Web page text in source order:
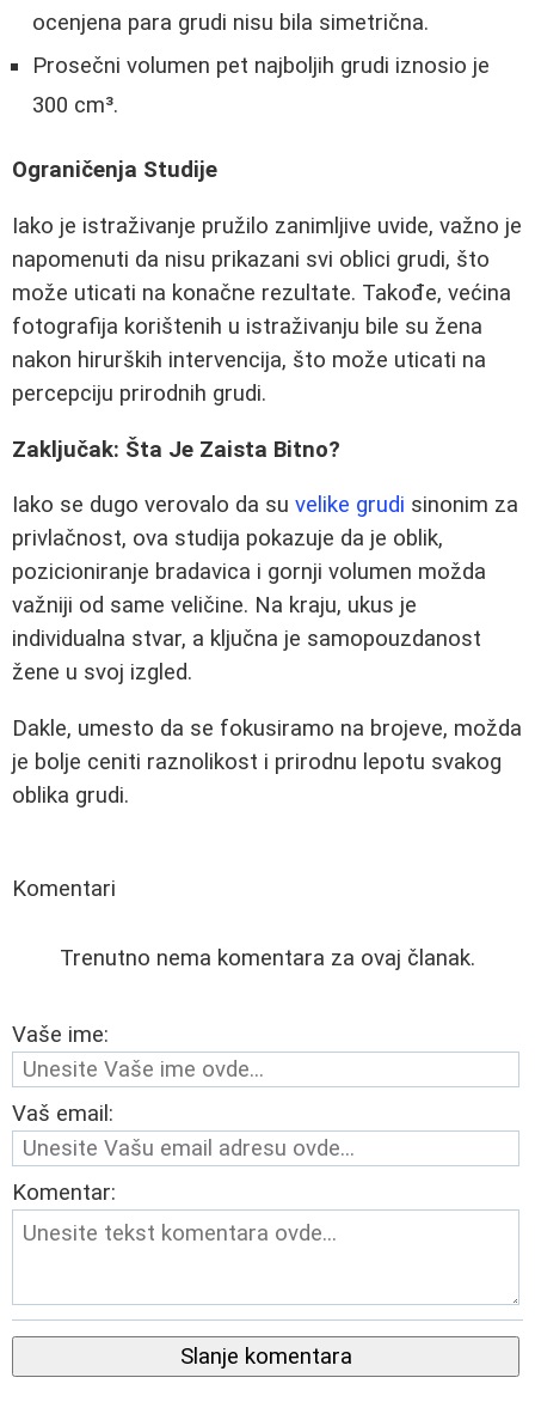
ocenjena para grudi nisu bila simetrična.
Prosečni volumen pet najboljih grudi iznosio je
300 cm³.
Ograničenja Studije
Iako je istraživanje pružilo zanimljive uvide, važno je
napomenuti da nisu prikazani svi oblici grudi, što
može uticati na konačne rezultate. Takođe, većina
fotografija korištenih u istraživanju bile su žena
nakon hirurških intervencija, što može uticati na
percepciju prirodnih grudi.
Zaključak: Šta Je Zaista Bitno?
Iako se dugo verovalo da su velike grudi sinonim za
privlačnost, ova studija pokazuje da je oblik,
pozicioniranje bradavica i gornji volumen možda
važniji od same veličine. Na kraju, ukus je
individualna stvar, a ključna je samopouzdanost
žene u svoj izgled.
Dakle, umesto da se fokusiramo na brojeve, možda
je bolje ceniti raznolikost i prirodnu lepotu svakog
oblika grudi.
Komentari
Trenutno nema komentara za ovaj članak.
Vaše ime:
Vaš email:
Komentar:
Slanje komentara